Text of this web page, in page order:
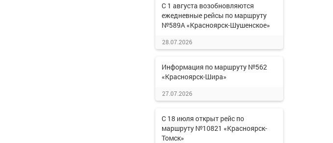
С 1 августа возобновляются
ежедневные рейсы по маршруту
№589А «Красноярск-Шушенское»
28.07.2026
Информация по маршруту №562
«Красноярск-Шира»
27.07.2026
С 18 июля открыт рейс по
маршруту №10821 «Красноярск-
Томск»